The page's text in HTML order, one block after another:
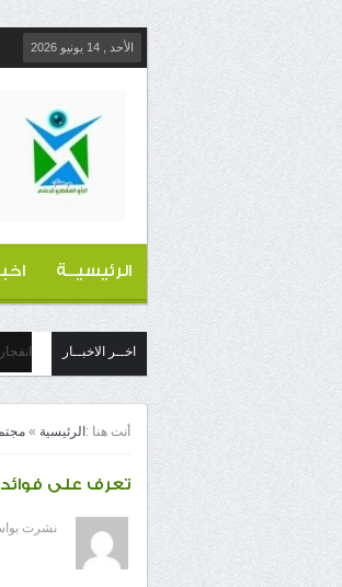
الأحد , 14 يونيو 2026
الرئيسيــة
اخــر الاخبــار
أنت هنا : الرئيسية »
تعرف على فوائد
نشرت